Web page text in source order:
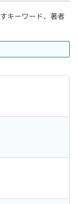
キーワード、著者